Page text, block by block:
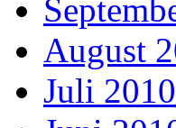
August
Juli 2010